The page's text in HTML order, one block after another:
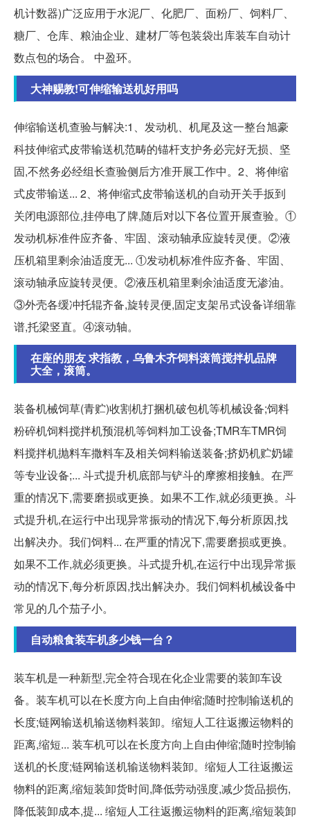
机计数器)广泛应用于水泥厂、化肥厂、面粉厂、饲料厂、
糖厂、仓库、粮油企业、建材厂等包装袋出库装车自动计
数点包的场合。 中盈环。
大神赐教!可伸缩输送机好用吗
伸缩输送机查验与解决:1、发动机、机尾及这一整台旭豪
科技伸缩式皮带输送机范畴的锚杆支护务必完好无损、坚
固,不然务必经组长查验侧后方准开展工作中。2、将伸缩
式皮带输送... 2、将伸缩式皮带输送机的自动开关手扳到
关闭电源部位,挂停电了牌,随后对以下各位置开展查验。①
发动机标准件应齐备、牢固、滚动轴承应旋转灵便。②液
压机箱里剩余油适度无... ①发动机标准件应齐备、牢固、
滚动轴承应旋转灵便。②液压机箱里剩余油适度无渗油。
③外壳各缓冲托辊齐备,旋转灵便,固定支架吊式设备详细靠
谱,托梁竖直。④滚动轴。
在座的朋友 求指教，乌鲁木齐饲料滚筒搅拌机品牌
大全，滚筒。
装备机械饲草(青贮)收割机打捆机破包机等机械设备;饲料
粉碎机饲料搅拌机预混机等饲料加工设备;TMR车TMR饲
料搅拌机抛料车撒料车及相关饲料输送装备;挤奶机贮奶罐
等专业设备;... 斗式提升机底部与铲斗的摩擦相接触。在严
重的情况下,需要磨损或更换。如果不工作,就必须更换。斗
式提升机,在运行中出现异常振动的情况下,每分析原因,找
出解决办。我们饲料... 在严重的情况下,需要磨损或更换。
如果不工作,就必须更换。斗式提升机,在运行中出现异常振
动的情况下,每分析原因,找出解决办。我们饲料机械设备中
常见的几个茄子小。
自动粮食装车机多少钱一台？
装车机是一种新型,完全符合现在化企业需要的装卸车设
备。装车机可以在长度方向上自由伸缩;随时控制输送机的
长度;链网输送机输送物料装卸。缩短人工往返搬运物料的
距离,缩短... 装车机可以在长度方向上自由伸缩;随时控制输
送机的长度;链网输送机输送物料装卸。缩短人工往返搬运
物料的距离,缩短装卸货时间,降低劳动强度,减少货品损伤,
降低装卸成本,提... 缩短人工往返搬运物料的距离,缩短装卸